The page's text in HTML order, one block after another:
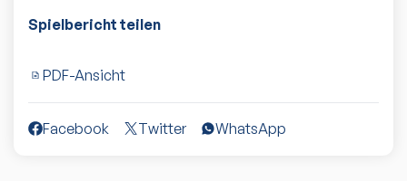
Spielbericht teilen
PDF-Ansicht
Facebook Twitter WhatsApp